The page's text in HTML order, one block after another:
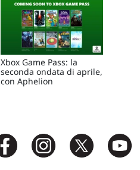
Xbox Game Pass: la
seconda ondata di aprile,
con Aphelion